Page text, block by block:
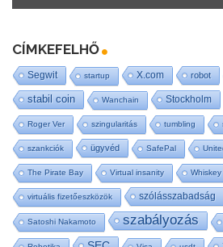
CÍMKEFELHŐ
Segwit startup X.com robot
stabil coin
Wanchain Stockholm
Roger Ver szingularitás tumbling
szankciók ügyvéd SafePal
The Pirate Bay Virtual insanity Whiskey
virtuális fizetőeszközök szólásszabadság
Satoshi Nakamoto szabályozás